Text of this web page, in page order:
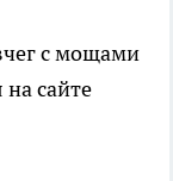
с мощами
сайте